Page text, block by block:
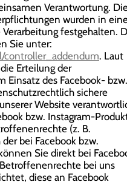
Verantwortung.
wurden in
festgehalten.
Sie unter:
controller_addendum. Laut
Erteilung der
des Facebook- bzw.
sichere
Website
bzw. Instagram-
(z. B.
bei Facebook bzw.
Sie direkt bei
bei uns
diese an Facebook